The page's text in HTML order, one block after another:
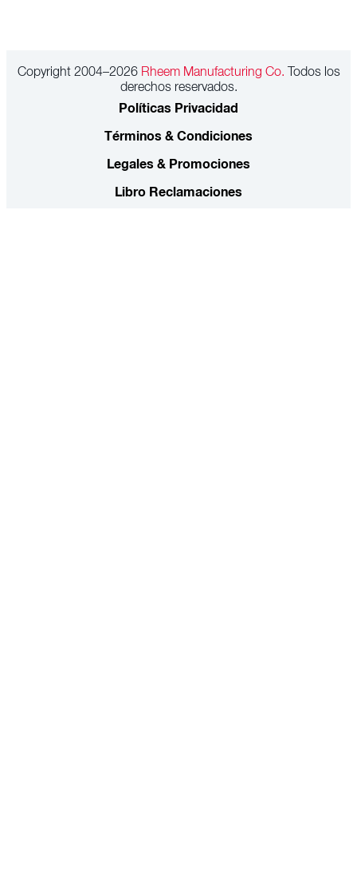
Copyright 2004–2026Rheem Manufacturing Co. Todos los
derechos reservados.
Políticas Privacidad
Términos & Condiciones
Legales & Promociones
Libro Reclamaciones